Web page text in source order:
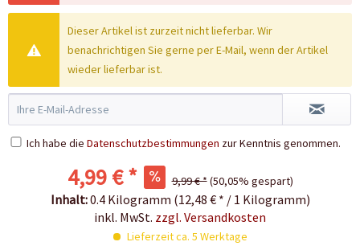
Dieser Artikel ist zurzeit nicht lieferbar. Wir
benachrichtigen Sie gerne per E-Mail, wenn der Artikel
wieder lieferbar ist.
Ich habe die Datenschutzbestimmungen zur Kenntnis genommen.
4,99 € * 9,99 € *(50,05% gespart)
Inhalt:0.4 Kilogramm (12,48 € * / 1 Kilogramm)
inkl. MwSt. zzgl. Versandkosten
Lieferzeit ca. 5 Werktage